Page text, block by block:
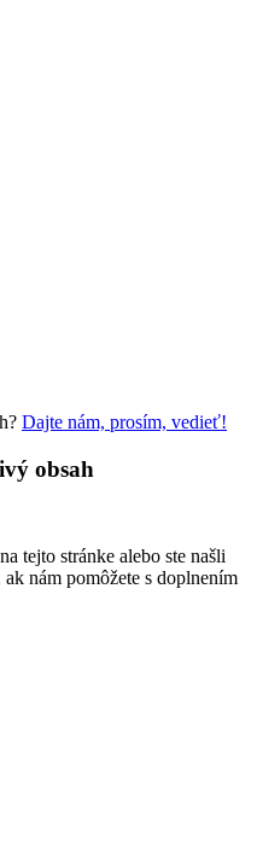
Dajte nám, prosím, vedieť!
obsah
tejto stránke alebo ste našli
nám pomôžete s doplnením